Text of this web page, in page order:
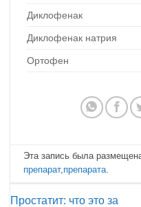
Диклофенак
Диклофенак натрия
Ортофен
Эта запись была
препарат,препарата.
Простатит: что это за